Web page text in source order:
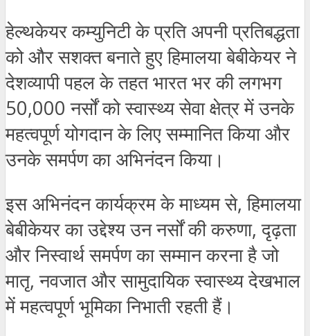
हेल्थकेयर कम्युनिटी के प्रति अपनी प्रतिबद्धता
को और सशक्त बनाते हुए हिमालया बेबीकेयर ने
देशव्यापी पहल के तहत भारत भर की लगभग
50,000 नर्सों को स्वास्थ्य सेवा क्षेत्र में उनके
महत्वपूर्ण योगदान के लिए सम्मानित किया और
उनके समर्पण का अभिनंदन किया।
इस अभिनंदन कार्यक्रम के माध्यम से, हिमालया
बेबीकेयर का उद्देश्य उन नर्सों की करुणा, दृढ़ता
और निस्वार्थ समर्पण का सम्मान करना है जो
मातृ, नवजात और सामुदायिक स्वास्थ्य देखभाल
में महत्वपूर्ण भूमिका निभाती रहती हैं।